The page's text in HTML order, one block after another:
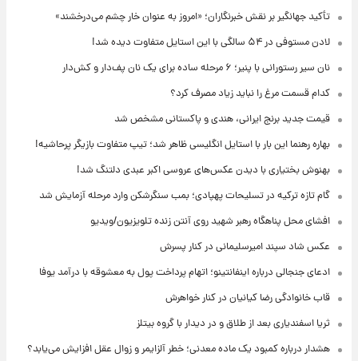
تأکید جهانگیر بر نقش خبرنگاران؛ «امروز به عنوان خار چشم می‌درخشند»
لادن مستوفی در ۵۴ سالگی با این استایل متفاوت دیده شد!
نان سیر رستورانی با پنیر؛ ۶ مرحله ساده برای یک نان پف‌دار و کش‌دار
کدام قسمت مرغ را نباید زیاد مصرف کرد؟
قیمت جدید برنج ایرانی، هندی و پاکستانی مشخص شد
بهاره رهنما این بار با استایل انگلیسی ظاهر شد؛ تیپ متفاوت بازیگر پرحاشیه!
بهنوش بختیاری با دیدن عکس‌های عروسی اکبر عبدی دلتنگ شد!
گام تازه ترکیه در تسلیحات پهپادی؛ بمب سنگرشکن وارد مرحله آزمایش شد
افشای محل پناهگاه‌ رهبر شهید روی آنتن زنده تلویزیون/ویدیو
عکس شاد سپند امیرسلیمانی در کنار پسرش
ادعای جنجالی درباره اینفانتینو؛ اتهام پرداخت پول به معشوقه با درآمد یوفا
قاب خانوادگی رضا کیانیان در کنار خواهرش
ثریا اسفندیاری بعد از طلاق و در دیدار با گروه بیتلز
هشدار درباره کمبود یک ماده معدنی؛ خطر آلزایمر و زوال عقل افزایش می‌یابد؟